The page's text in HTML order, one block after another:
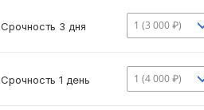
Срочность 3 дня 1 (3 000 ₽)
Срочность 1 день 1 (4 000 ₽)